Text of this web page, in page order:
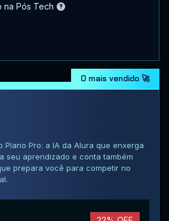
Pós Tech
O mais vendido 🚀
Plano Pro: a IA da Alura que enxerga
seu aprendizado e conta também
prepara você para competir no